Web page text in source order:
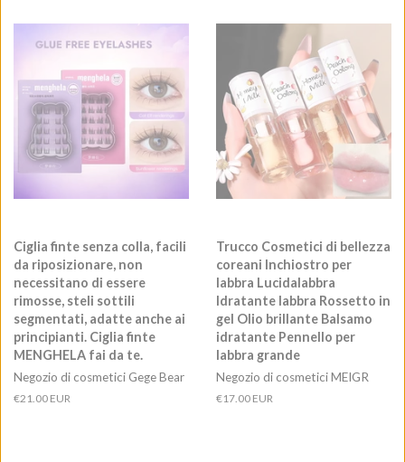
Ciglia finte senza colla, facili
da riposizionare, non
necessitano di essere
rimosse, steli sottili
segmentati, adatte anche ai
principianti. Ciglia finte
MENGHELA fai da te.
Negozio di cosmetici Gege Bear
Prezzo
€21.00 EUR
Trucco Cosmetici di bellezza
coreani Inchiostro per
labbra Lucidalabbra
Idratante labbra Rossetto in
gel Olio brillante Balsamo
idratante Pennello per
labbra grande
Negozio di cosmetici MEIGR
Prezzo
€17.00 EUR